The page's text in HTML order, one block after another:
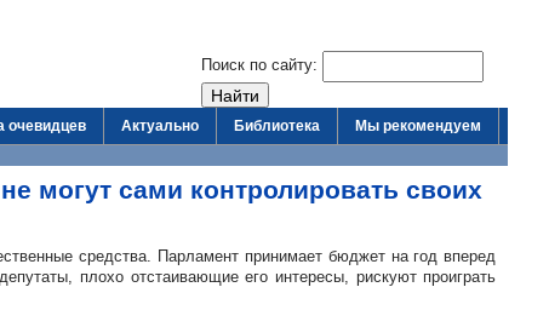
Поиск по сайту:
очевидцев Актуально Библиотека
Мы рекомендуем
могут сами контролировать своих
средства. Парламент принимает бюджет на год вперед
плохо отстаивающие его интересы, рискуют проиграть